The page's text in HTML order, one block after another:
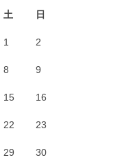
土 日
1 2
8 9
15 16
22 23
29 30